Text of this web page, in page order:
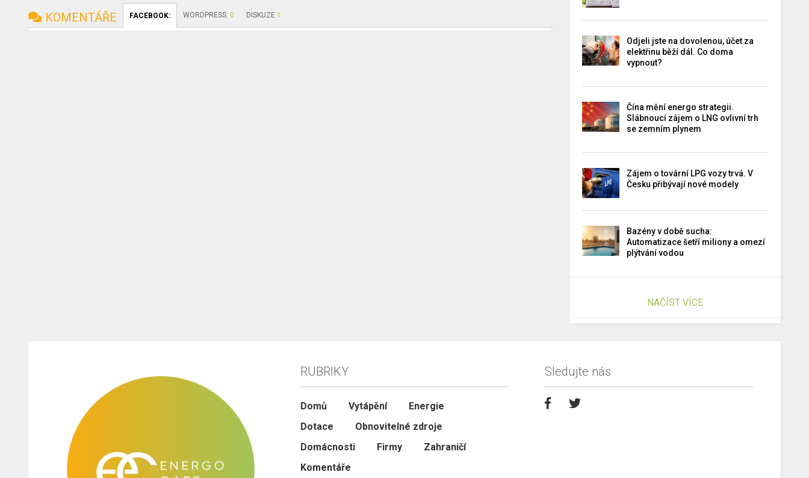
KOMENTÁŘE FACEBOOK: WORDPRESS: 0 DISKUZE 1
Odjeli jste na dovolenou, účet za
elektřinu běží dál. Co doma
vypnout?
Čína mění energo strategii.
Slábnoucí zájem o LNG ovlivní trh
se zemním plynem
Zájem o tovární LPG vozy trvá. V
Česku přibývají nové modely
Bazény v době sucha:
Automatizace šetří miliony a omezí
plýtvání vodou
NAČÍST VÍCE
RUBRIKY
Domů Vytápění
Energie
Dotace
Obnovitelné zdroje
Domácnosti
Firmy
Zahraničí
Komentáře
Sledujte nás